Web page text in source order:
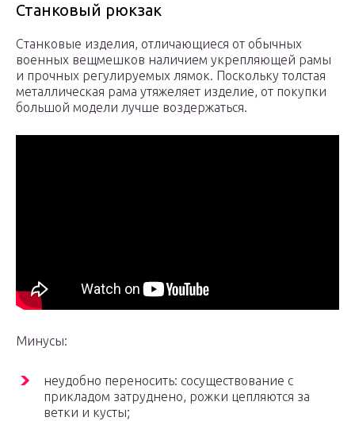
Станковый рюкзак
Станковые изделия, отличающиеся от обычных
военных вещмешков наличием укрепляющей рамы
и прочных регулируемых лямок. Поскольку толстая
металлическая рама утяжеляет изделие, от покупки
большой модели лучше воздержаться.
Минусы:
неудобно переносить: сосуществование с
прикладом затруднено, рожки цепляются за
ветки и кусты;